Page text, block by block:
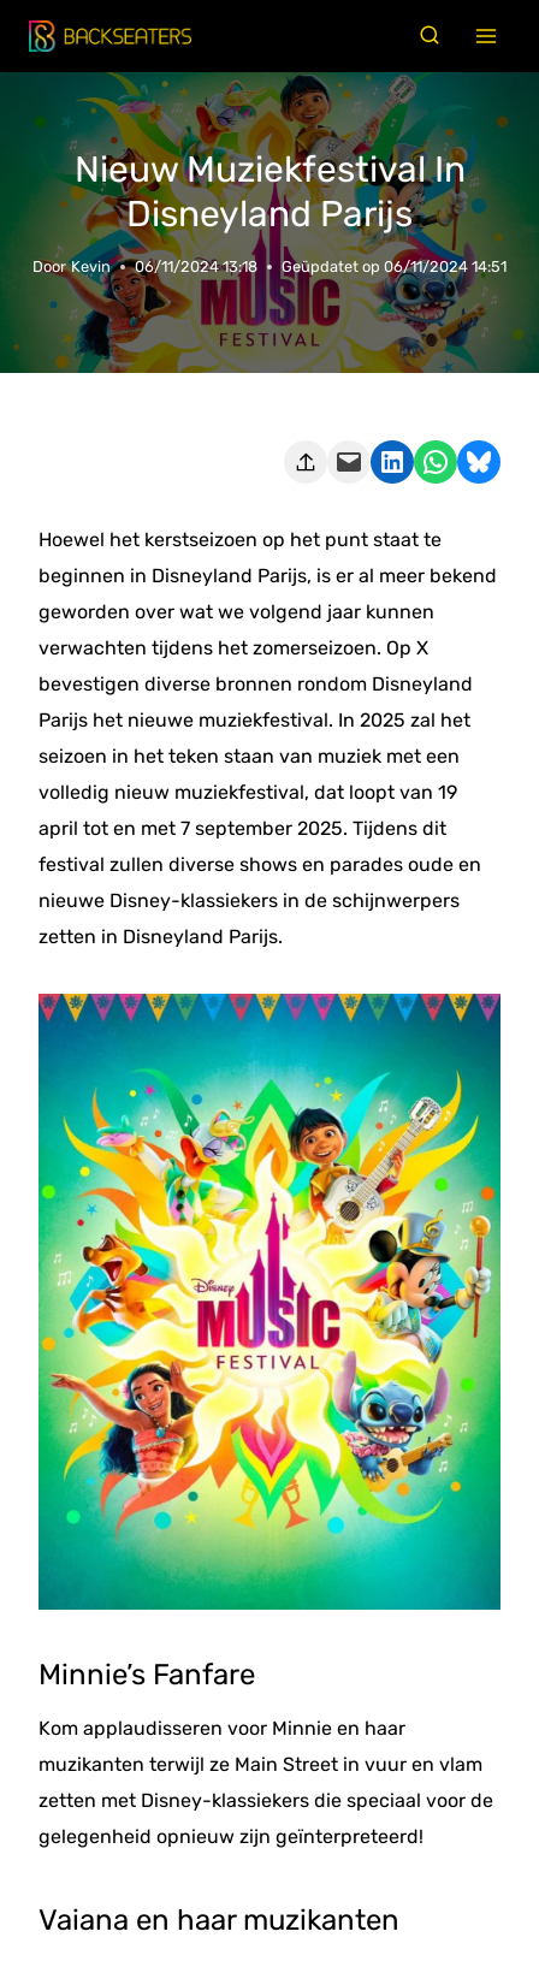
Doorgaan
naar
Nieuw Muziekfestival In
Disneyland Parijs
Door Kevin 06/11/2024 13:18 Geüpdatet op 06/11/2024 14:51
Deze pagina e-mailen Delen op LinkedIn Delen via WhatsApp Share on Bluesky
Hoewel het kerstseizoen op het punt staat te
beginnen in Disneyland Parijs, is er al meer bekend
geworden over wat we volgend jaar kunnen
verwachten tijdens het zomerseizoen. Op X
bevestigen diverse bronnen rondom Disneyland
Parijs het nieuwe muziekfestival. In 2025 zal het
seizoen in het teken staan van muziek met een
volledig nieuw muziekfestival, dat loopt van 19
april tot en met 7 september 2025. Tijdens dit
festival zullen diverse shows en parades oude en
nieuwe Disney-klassiekers in de schijnwerpers
zetten in Disneyland Parijs.
Minnie’s Fanfare
Kom applaudisseren voor Minnie en haar
muzikanten terwijl ze Main Street in vuur en vlam
zetten met Disney-klassiekers die speciaal voor de
gelegenheid opnieuw zijn geïnterpreteerd!
Vaiana en haar muzikanten